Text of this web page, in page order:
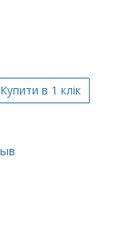
Купити в 1 клік